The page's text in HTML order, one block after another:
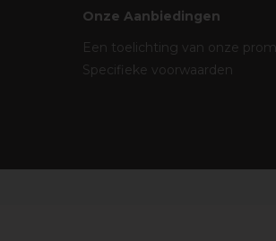
Onze Aanbiedingen
Een toelichting van onze
Specifieke voorwaarden